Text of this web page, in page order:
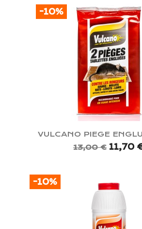
VULCANO PIEGE
13,00 € 11,70
-10%
-10%